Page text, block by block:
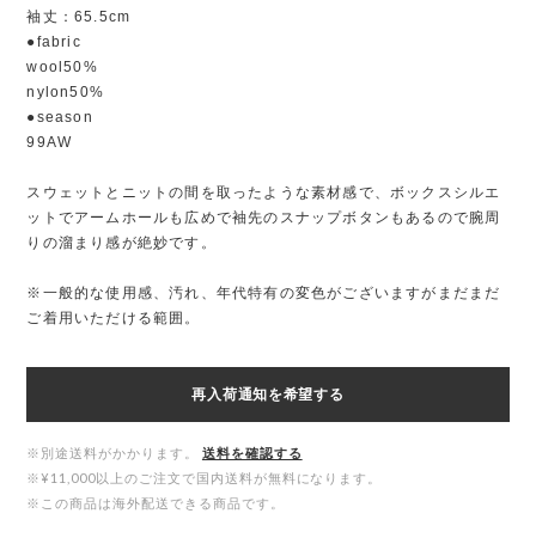
袖丈：65.5cm
●fabric
wool50%
nylon50%
●season
99AW
スウェットとニットの間を取ったような素材感で、ボックスシルエ
ットでアームホールも広めで袖先のスナップボタンもあるので腕周
りの溜まり感が絶妙です。
※一般的な使用感、汚れ、年代特有の変色がございますがまだまだ
ご着用いただける範囲。
再入荷通知を希望する
※別途送料がかかります。
送料を確認する
※¥11,000以上のご注文で国内送料が無料になります。
※この商品は海外配送できる商品です。